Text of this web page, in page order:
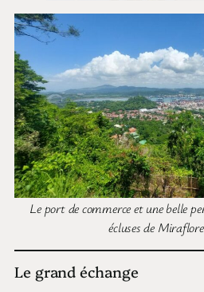
Le port de commerce et une belle
écluses de
Le grand échange